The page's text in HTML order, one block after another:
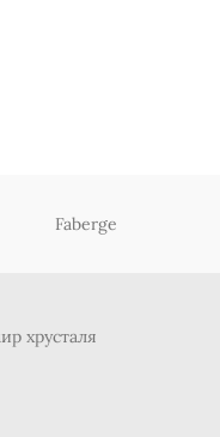
Faberge
хрусталя